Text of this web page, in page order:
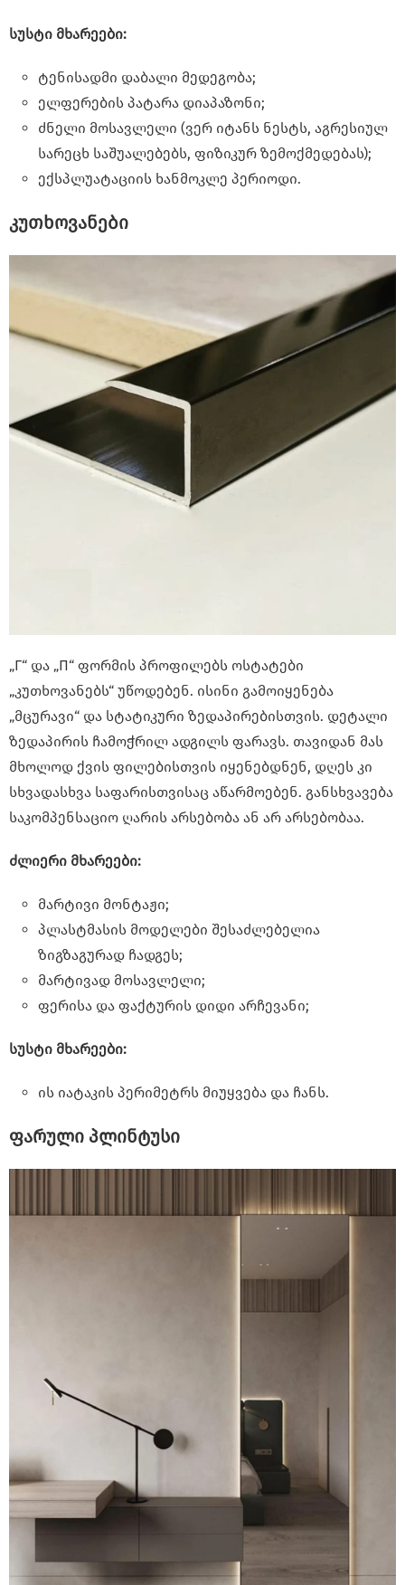
სუსტი მხარეები:
ტენისადმი დაბალი მედეგობა;
ელფერების პატარა დიაპაზონი;
ძნელი მოსავლელი (ვერ იტანს ნესტს, აგრესიულ
სარეცხ საშუალებებს, ფიზიკურ ზემოქმედებას);
ექსპლუატაციის ხანმოკლე პერიოდი.
კუთხოვანები
„Г“ და „П“ ფორმის პროფილებს ოსტატები
„კუთხოვანებს“ უწოდებენ. ისინი გამოიყენება
„მცურავი“ და სტატიკური ზედაპირებისთვის. დეტალი
ზედაპირის ჩამოჭრილ ადგილს ფარავს. თავიდან მას
მხოლოდ ქვის ფილებისთვის იყენებდნენ, დღეს კი
სხვადასხვა საფარისთვისაც აწარმოებენ. განსხვავება
საკომპენსაციო ღარის არსებობა ან არ არსებობაა.
ძლიერი მხარეები:
მარტივი მონტაჟი;
პლასტმასის მოდელები შესაძლებელია
ზიგზაგურად ჩადგეს;
მარტივად მოსავლელი;
ფერისა და ფაქტურის დიდი არჩევანი;
სუსტი მხარეები:
ის იატაკის პერიმეტრს მიუყვება და ჩანს.
ფარული პლინტუსი